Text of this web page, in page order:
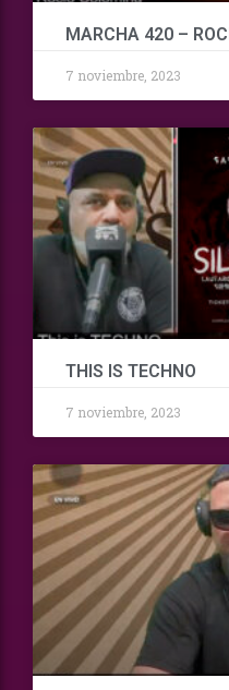
MARCHA 420 –
7 noviembre, 2023
THIS IS TECHNO
7 noviembre, 2023